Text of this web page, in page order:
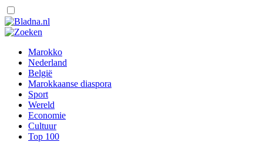
Marokko
Nederland
België
Marokkaanse diaspora
Sport
Wereld
Economie
Cultuur
Top 100